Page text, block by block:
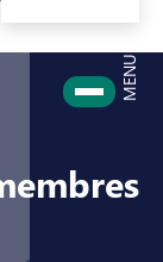
MENU